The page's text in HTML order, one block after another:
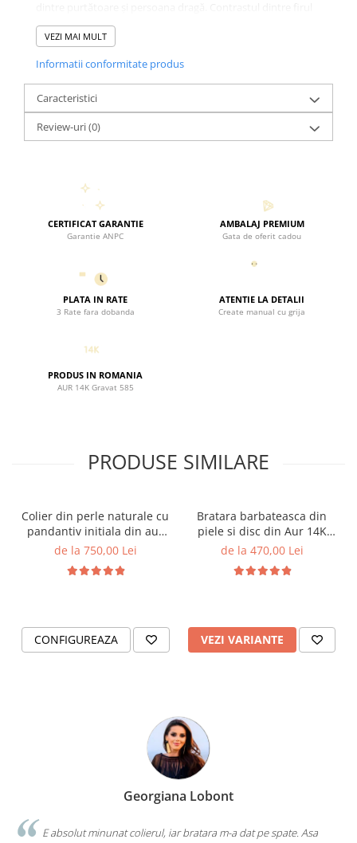
invizibil, perla naturală și biluța striată din aur de 14K adaugă
un plus de rafinament și unicitate bijuteriei, făcând-o ideală
Fiecare lănțișor Black Swan Bijoux este livrat într-un ambalaj
premium, gata să fie oferit cadou. Experiența de unboxing
este la fel de specială precum bijuteria însăși, aducând un
strop de emoție și bucurie celui care o primește. Acest
lănțișor cu fir transparent este o alegere personală și
emoționantă, perfect pentru a păstra mereu aproape o
VEZI MAI MULT
Informatii conformitate produs
Caracteristici
Review-uri(0)
CERTIFICAT GARANTIE
Garantie ANPC
AMBALAJ PREMIUM
Gata de oferit cadou
PLATA IN RATE
3 Rate fara dobanda
ATENTIE LA DETALII
Create manual cu grija
PRODUS IN ROMANIA
AUR 14K Gravat 585
PRODUSE SIMILARE
Colier din perle naturale cu
pandantiv initiala din aur
14K si bilute din aur 14K de
de la 750,00 Lei
CONFIGUREAZA
Bratara barbateasca din
piele si disc din Aur 14K
gravat "Nihil sine Deo" /
Reglabila
de la 470,00 Lei
VEZI VARIANTE
Georgiana Lobont
E absolut minunat colierul, iar bratara m-a dat pe spate. Asa